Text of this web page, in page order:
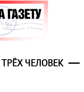
ЧЕЛОВЕК